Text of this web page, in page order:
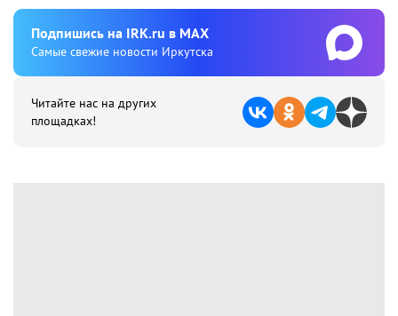
Подпишиcь на IRK.ru в MAX
Cамые свежие новости Иркутска
Читайте нас на других
площадках!